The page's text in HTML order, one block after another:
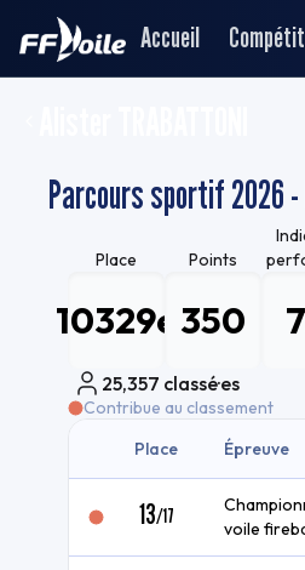
Accueil
Parcours sportif 2026
Place
10329e
Points
350
25,357 classé·es
Contribue au classement
Place
Épreuve
13/17
voile